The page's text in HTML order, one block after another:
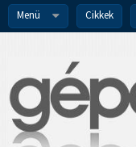
Menü Cikkek